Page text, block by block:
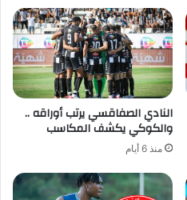
النادي الصفاقسي يرتب أوراقه ..
والكوكي يكشف المكاسب
منذ 6 أيام